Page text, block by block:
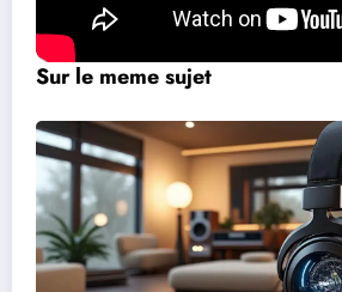
Sur le meme sujet